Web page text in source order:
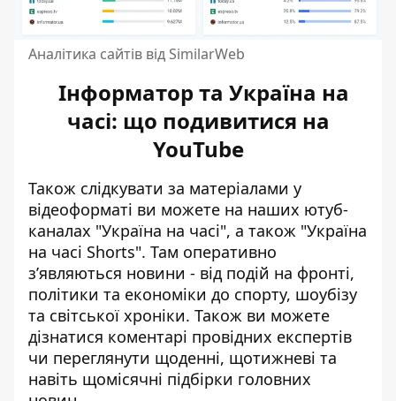
Аналітика сайтів від SimilarWeb
Інформатор та Україна на
часі: що подивитися на
YouTube
Також слідкувати за матеріалами у
відеоформаті ви можете на наших ютуб-
каналах "Україна на часі", а також "Україна
на часі Shorts". Там оперативно
зʼявляються новини - від подій на фронті,
політики та економіки до спорту, шоубізу
та світської хроніки. Також ви можете
дізнатися коментарі провідних експертів
чи переглянути щоденні, щотижневі та
навіть щомісячні підбірки головних